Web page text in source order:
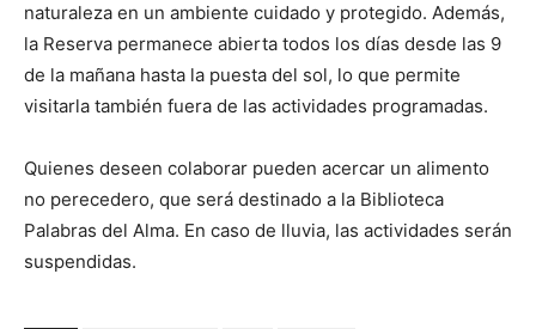
naturaleza en un ambiente cuidado y protegido. Además,
la Reserva permanece abierta todos los días desde las 9
de la mañana hasta la puesta del sol, lo que permite
visitarla también fuera de las actividades programadas.
Quienes deseen colaborar pueden acercar un alimento
no perecedero, que será destinado a la Biblioteca
Palabras del Alma. En caso de lluvia, las actividades serán
suspendidas.